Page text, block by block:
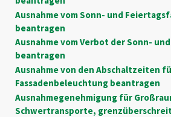
Ausnahme vom Sonn- und
beantragen
Ausnahme vom Verbot der Sonn-
beantragen
Ausnahme von den Abschaltzeiten
Fassadenbeleuchtung beantragen
Ausnahmegenehmigung für
Schwertransporte,